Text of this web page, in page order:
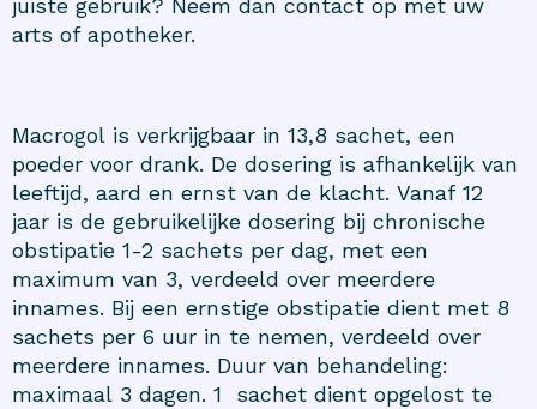
juiste gebruik? Neem dan contact op met uw
arts of apotheker.
Macrogol is verkrijgbaar in 13,8 sachet, een
poeder voor drank. De dosering is afhankelijk van
leeftijd, aard en ernst van de klacht. Vanaf 12
jaar is de gebruikelijke dosering bij chronische
obstipatie 1-2 sachets per dag, met een
maximum van 3, verdeeld over meerdere
innames. Bij een ernstige obstipatie dient met 8
sachets per 6 uur in te nemen, verdeeld over
meerdere innames. Duur van behandeling:
maximaal 3 dagen. 1 sachet dient opgelost te